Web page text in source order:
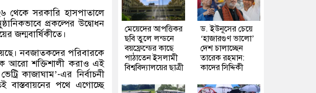
থেকে সরকারি হাসপাতালে
প্রকল্পের উদ্বোধন
জন্মবার্ষিকীতে।
নবজাতকদের পরিবারকে
আরো শক্তিশালী করাও এই
কাজাঘাম’-এর নির্বাচনী
বাস্তবায়নের পথে এগোচ্ছে
মেয়েদের আপত্তিকর
ছবি তুলে লন্ডনে
বয়ফ্রেন্ডের কাছে
পাঠাতেন ইসলামী
বিশ্ববিদ্যালয়ের ছাত্রী
ড. ইউনূসের চেয়ে
‘হাজারগুণ ভালো’
দেশ চালাচ্ছেন
তারেক রহমান:
কাদের সিদ্দিকী